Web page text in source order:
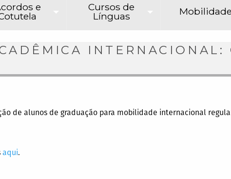
e Cursos de
Línguas Mobilidade
de alunos de graduação para mobilidade internacional
aqui.